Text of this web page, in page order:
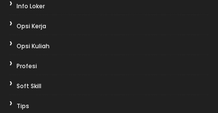
Info Loker
Opsi Kerja
Opsi Kuliah
Profesi
Soft Skill
Tips